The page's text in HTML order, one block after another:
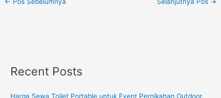
Recent Posts
Harga Sewa Toilet Portable untuk Event Pernikahan Outdoor,